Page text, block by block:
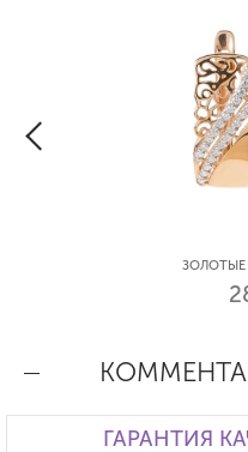
ЗОЛОТЫЕ
ГАРАНТИЯ